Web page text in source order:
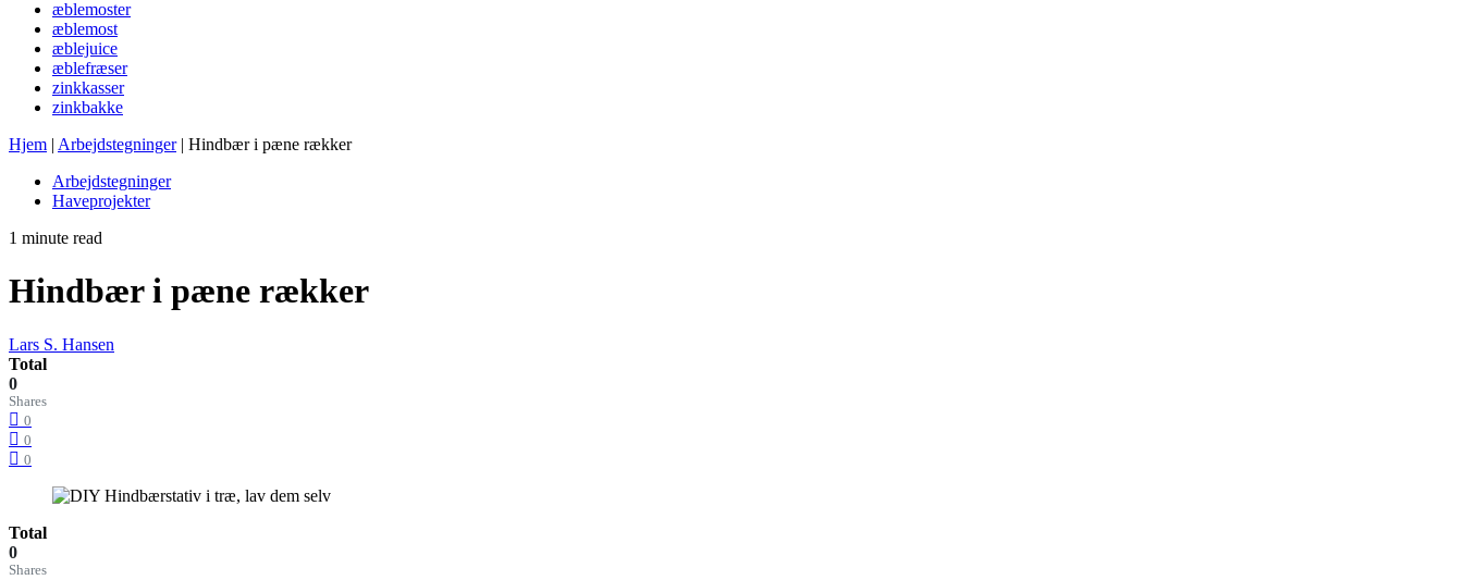
æblemoster
æblemost
æblejuice
æblefræser
zinkkasser
zinkbakke
Hjem | Arbejdstegninger | Hindbær i pæne rækker
Arbejdstegninger
Haveprojekter
1 minute read
Hindbær i pæne rækker
Lars S. Hansen
Total
0
Shares
0
0
0
Total
0
Shares